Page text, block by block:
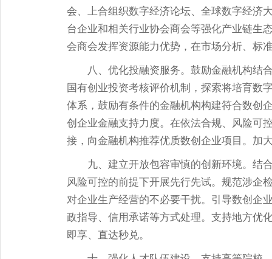
会、上合组织数字经济论坛、全球数字经济
台企业和相关行业协会商会等强化产业链生
会商会发挥资源能力优势，在市场分析、标
八、优化投融资服务。鼓励金融机构结
国有创业投资考核评价机制，探索将培育数
体系，鼓励有条件的金融机构构建符合数创
创企业金融支持力度。在依法合规、风险可
接，向金融机构推荐优质数创企业项目。加
九、建立开放包容审慎的创新环境。结
风险可控的前提下开展先行先试。规范涉企
对企业生产经营的不必要干扰。引导数创企
政指导、信用承诺等方式处理。支持地方优
即享、直达秒兑。